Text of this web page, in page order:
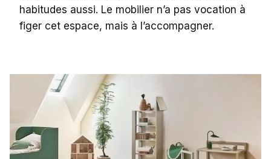
habitudes aussi. Le mobilier n’a pas vocation à
figer cet espace, mais à l’accompagner.